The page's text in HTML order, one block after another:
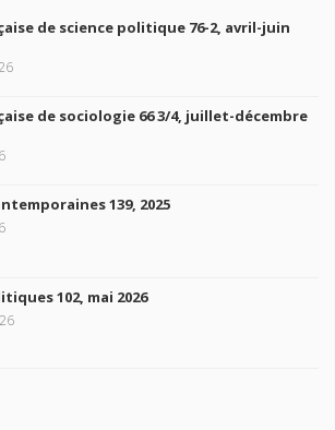
de science politique 76-2, avril-juin
de sociologie 66 3/4, juillet-décembre
139, 2025
102, mai 2026